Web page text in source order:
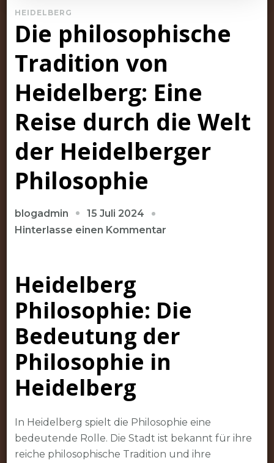
HEIDELBERG
Die philosophische
Tradition von
Heidelberg: Eine
Reise durch die Welt
der Heidelberger
Philosophie
blogadmin
15 Juli 2024
Hinterlasse einen Kommentarzu
Heidelberg:
Reise
durch
die
Heidelberger
Philosophie
Heidelberg
Philosophie: Die
Bedeutung der
Philosophie in
Heidelberg
In Heidelberg spielt die Philosophie eine
bedeutende Rolle. Die Stadt ist bekannt für ihre
reiche philosophische Tradition und ihre